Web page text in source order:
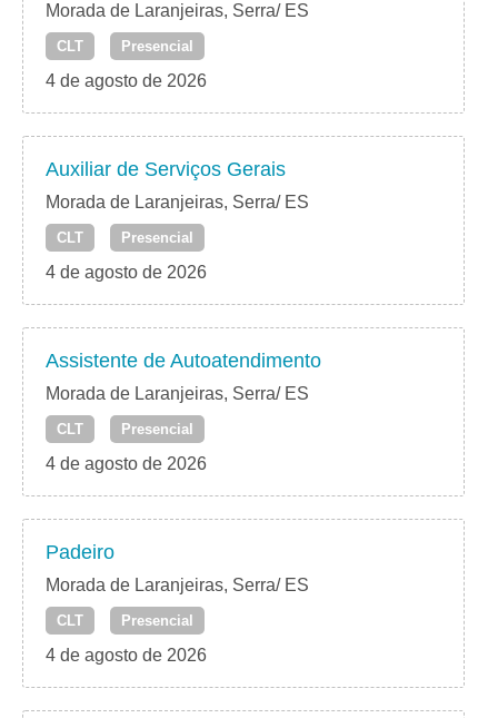
Morada de Laranjeiras, Serra/ ES
CLT Presencial
4 de agosto de 2026
Auxiliar de Serviços Gerais
Morada de Laranjeiras, Serra/ ES
CLT Presencial
4 de agosto de 2026
Assistente de Autoatendimento
Morada de Laranjeiras, Serra/ ES
CLT Presencial
4 de agosto de 2026
Padeiro
Morada de Laranjeiras, Serra/ ES
CLT Presencial
4 de agosto de 2026